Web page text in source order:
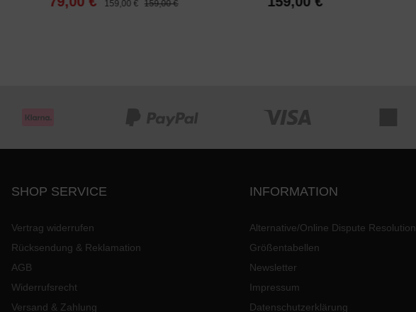
159,00 € 159,00 €
SHOP SERVICE
Vertrag widerrufen
Rücksendung & Reklamation
AGB
Widerrufsrecht
Versand & Zahlung
INFORMATION
Alternative/Online Dispute Resolution
Größentabellen
Newsletter
Impressum
Datenschutzerklärung